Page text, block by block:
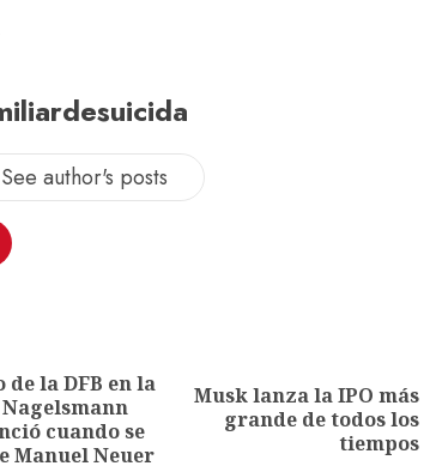
See author's posts
la DFB en la
cuando se
Manuel Neuer
Musk lanza la IPO más
grande de todos los
tiempos